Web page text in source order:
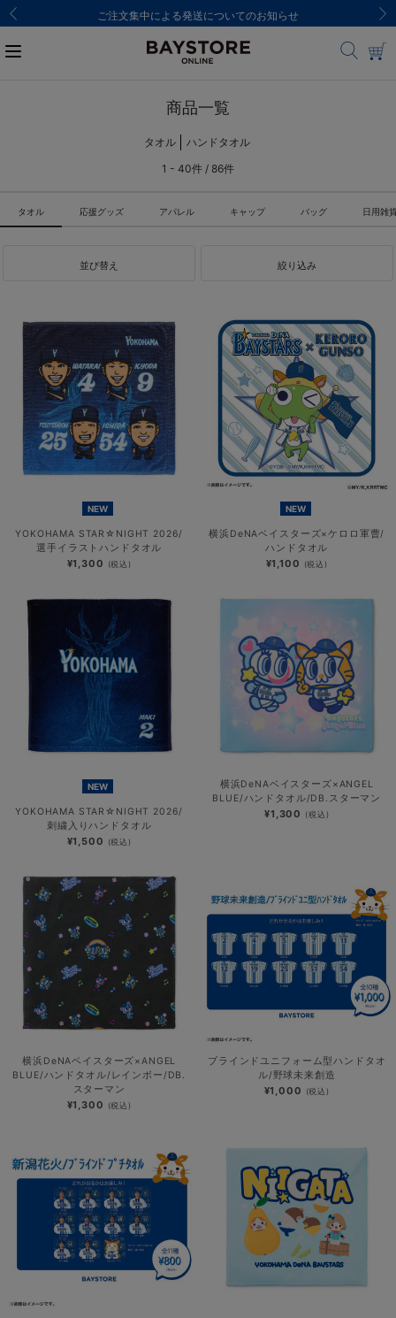
ご注文集中による発送についてのお知らせ
商品一覧
タオル
ハンドタオル
1 - 40件 / 86件
タオル 応援グッズ アパレル キャップ バッグ 日用雑
並び替え 絞り込み
NEW
YOKOHAMA STAR☆NIGHT 2026/
選手イラストハンドタオル
¥1,300 (税込)
NEW
横浜DeNAベイスターズ×ケロロ軍曹/
ハンドタオル
¥1,100 (税込)
NEW
YOKOHAMA STAR☆NIGHT 2026/
刺繍入りハンドタオル
¥1,500 (税込)
横浜DeNAベイスターズ×ANGEL
BLUE/ハンドタオル/DB.スターマン
¥1,300 (税込)
横浜DeNAベイスターズ×ANGEL
BLUE/ハンドタオル/レインボー/DB.
スターマン
¥1,300 (税込)
ブラインドユニフォーム型ハンドタオ
ル/野球未来創造
¥1,000 (税込)